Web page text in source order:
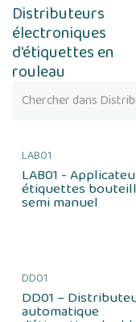
Distributeurs
électroniques
d'étiquettes en
rouleau
LAB01
LAB01 -
étiquettes
semi manuel
DD01
DD01 –
automatique